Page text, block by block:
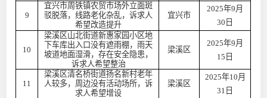
9
宜兴市周铁镇农贸市场外立面斑
驳脱落，线路老化杂乱，诉求人
希望改造提升
宜兴市
2025年9月
30日
10
梁溪区山北街道新惠家园小区地
下车库出入口没有遮雨棚，雨天
坡道地面湿滑，存在安全隐患，
诉求人希望整治
梁溪区
2025年9月
15日
11
梁溪区清名桥街道扬名新村老年
人较多，周边没有活动场所，诉
求人希望增设
梁溪区
2025年10月
31日